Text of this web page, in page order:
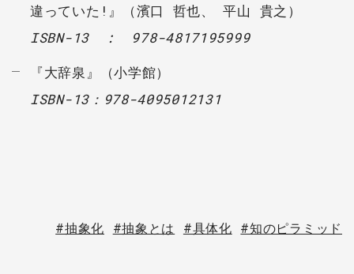
違っていた!』（濱口 哲也、 平山 貴之）
ISBN-13 ‏ : ‎ 978-4817195999
『大辞泉』（小学館）
ISBN-13：978-4095012131
#抽象化 #抽象とは #具体化 #知のピラミッド